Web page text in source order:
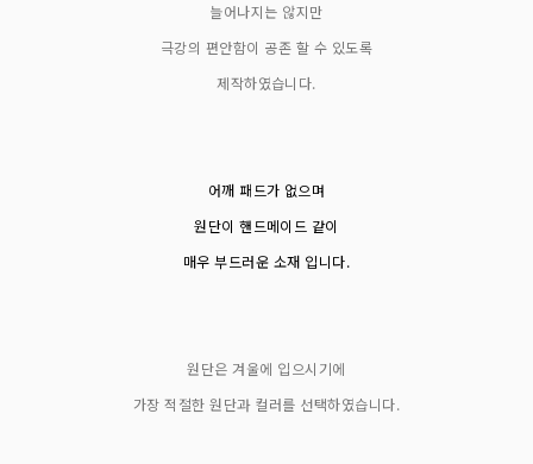
늘어나지는 않지만
극강의 편안함이 공존 할 수 있도록
제작하였습니다.
어깨 패드가 없으며
원단이 핸드메이드 같이
매우 부드러운 소재 입니다.
원단은 겨울에 입으시기에
가장 적절한 원단과 컬러를 선택하였습니다.